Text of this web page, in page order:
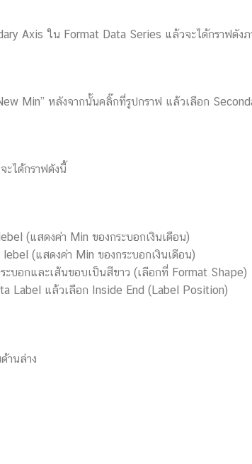
Axis ใน Format Data Series แล้วจะได้กราฟดัง
Min” หลังจากนั้นคลิ๊กที่รูปกราฟ แล้วเลือก
ได้กราฟดังนี้
(แสดงค่า Min ของกระบอกเงินเดือน)
(แสดงค่า Min ของกระบอกเงินเดือน)
บอกและเส้นขอบเป็นสีขาว (เลือกที่ Format Shape)
Label แล้วเลือก Inside End (Label Position)
านล่าง